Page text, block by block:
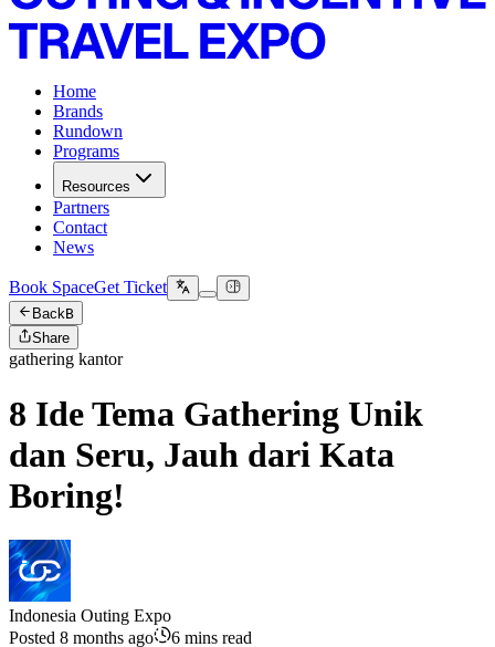
Home
Brands
Rundown
Programs
Resources
Partners
Contact
News
Book SpaceGet Ticket
BackB
Share
gathering kantor
8 Ide Tema Gathering Unik
dan Seru, Jauh dari Kata
Boring!
Indonesia Outing Expo
Posted 8 months ago
6 mins read